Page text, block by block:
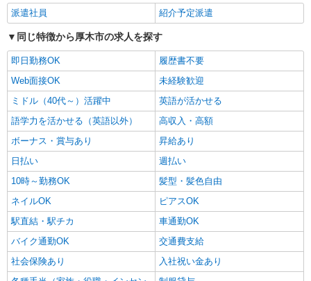
派遣社員 紹介予定派遣
同じ特徴から厚木市の求人を探す
即日勤務OK
履歴書不要
Web面接OK
未経験歓迎
ミドル（40代～）活躍中
英語が活かせる
語学力を活かせる（英語以外）
高収入・高額
ボーナス・賞与あり
昇給あり
日払い
週払い
10時～勤務OK
髪型・髪色自由
ネイルOK
ピアスOK
駅直結・駅チカ
車通勤OK
バイク通勤OK
交通費支給
社会保険あり
入社祝い金あり